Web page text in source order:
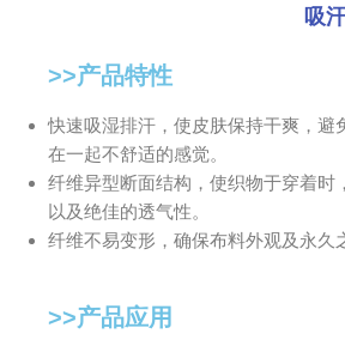
吸
>>产品特性
快速吸湿排汗，使皮肤保持干爽，避
在一起不舒适的感觉。
纤维异型断面结构，使织物于穿着时
以及绝佳的透气性。
纤维不易变形，确保布料外观及永久
>>产品应用